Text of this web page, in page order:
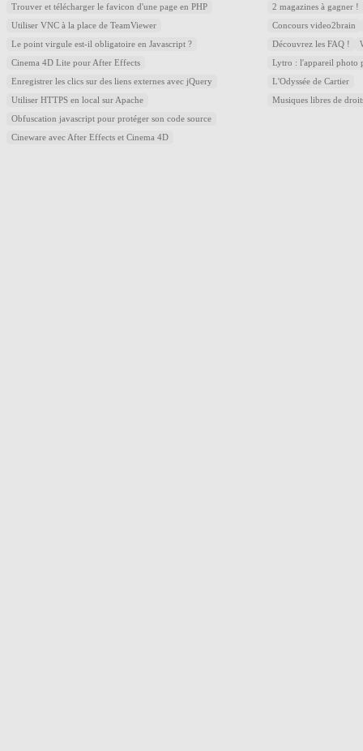
Trouver et télécharger le favicon d'une page en PHP
Utiliser VNC à la place de TeamViewer
Le point virgule est-il obligatoire en Javascript ?
Cinema 4D Lite pour After Effects
Enregistrer les clics sur des liens externes avec jQuery
Utiliser HTTPS en local sur Apache
Obfuscation javascript pour protéger son code source
Cineware avec After Effects et Cinema 4D
2 magazines à gagner !
Concours video2brain
Découvrez les FAQ !
Lytro : l'appareil photo
L'Odyssée de Cartier
Musiques libres de